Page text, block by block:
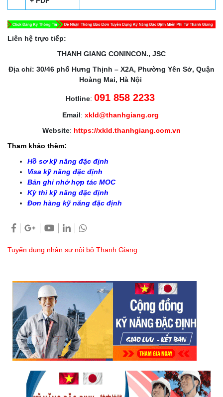
Liên hệ trực tiếp:
THANH GIANG CONINCON., JSC
Địa chỉ: 30/46 phố Hưng Thịnh – X2A, Phường Yên Sở, Quận
Hoàng Mai, Hà Nội
Hotline: 091 858 2233
Email: xkld@thanhgiang.org
Website: https://xkld.thanhgiang.com.vn
Tham khảo thêm:
Hồ sơ kỹ năng đặc định
Visa kỹ năng đặc định
Bản ghi nhớ hợp tác MOC
Kỳ thi kỹ năng đặc định
Đơn hàng kỹ năng đặc định
Tuyển dụng nhân sự nội bộ Thanh Giang